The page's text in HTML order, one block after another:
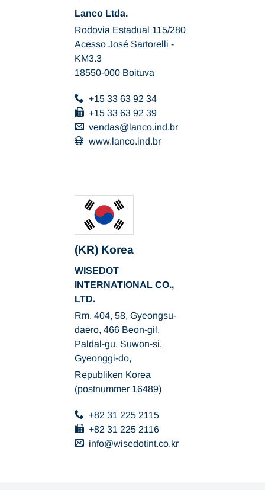
Lanco Ltda.
Rodovia Estadual 115/280
Acesso José Sartorelli -
KM3.3
18550-000 Boituva
+15 33 63 92 34
+15 33 63 92 39
vendas
lanco.ind br
www.lanco.ind.br
(KR) Korea
WISEDOT
INTERNATIONAL CO.,
LTD.
Rm. 404, 58, Gyeongsu-
daero, 466 Beon-gil,
Paldal-gu, Suwon-si,
Gyeonggi-do,
Republiken Korea
(postnummer 16489)
+82 31 225 2115
+82 31 225 2116
info
wisedotint.co kr